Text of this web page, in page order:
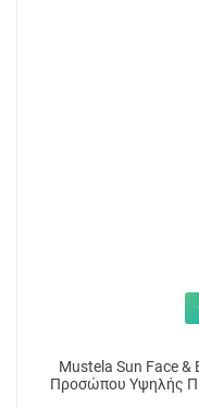
Mustela Sun Face
Προσώπου Υψηλής